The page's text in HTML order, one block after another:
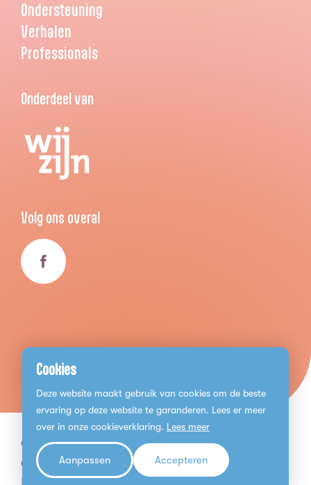
Cookies
Deze website maakt gebruik van cookies om de beste
ervaring op deze website te garanderen. Lees er meer
over in onze cookieverklaring. Lees meer
Accepteren
Aanpassen
Ondersteuning
Verhalen
Professionals
Onderdeel van
Volg ons overal
© 2026 Mantelzorg Bergen op Zoom
Cookies